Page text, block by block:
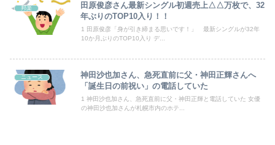
海外「全部日本の真似だったのか…」 日本の普通のテレビ番組が最新SNSの数十年先を行っていたと話題に
【速報】韓国サッカー協会『すでに時効だ』、外国人審判らへ性的接待疑惑→ロンドン五輪は銅メダルはく奪の可能性「審判の国籍は日本、UAE、イラン」
ドイツ空港のウクライナ機に自爆ドローン接近→職員が蹴り落とす→偶然起爆装置が壊れセーフ
邦楽
田原俊彦さん最新シングル初週売上△△万枚で、32
年ぶりのTOP10入り！！
1 田原俊彦「身が引き締まる思いです！」 最新シングルが32年
10か月ぶりのTOP10入り デ...
ニュース
神田沙也加さん、急死直前に父・神田正輝さんへ
「誕生日の前祝い」の電話していた
1 神田沙也加さん、急死直前に父・神田正輝と電話していた 女優
の神田沙也加さんが札幌市内のホテ...